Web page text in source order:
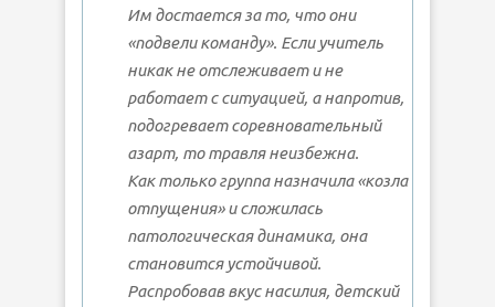
Им достается за то, что они
«подвели команду». Если учитель
никак не отслеживает и не
работает с ситуацией, а напротив,
подогревает соревновательный
азарт, то травля неизбежна.
Как только группа назначила «козла
отпущения» и сложилась
патологическая динамика, она
становится устойчивой.
Распробовав вкус насилия, детский